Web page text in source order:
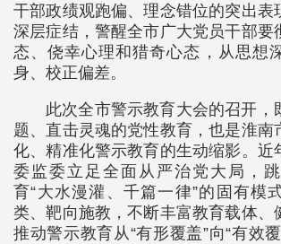
干部政绩观跑偏、理念错位的突出表
深层症结，警醒全市广大党员干部要
态、侥幸心理和猎奇心态，从思想
身、校正偏差。
此次全市警示教育大会的召开，
题、直击灵魂的党性教育，也是淮南
化、精准化警示教育的生动缩影。近
委监委立足全面从严治党大局，
育“大水漫灌、千篇一律”的固有模
类、靶向施教，不断丰富教育载体、
推动警示教育从“有形覆盖”向“有效